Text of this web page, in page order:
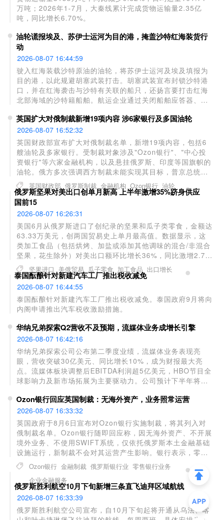
万吨；2026年1-7月，大秦线累计完成货物运输量2.35亿
吨，同比增长6.70%。
油轮谎报埃及、苏伊士运河为目的港，掩盖沙特红海装货行
动
2026-08-07 16:44:59
驶入红海装载沙特原油的油轮，将苏伊士运河及埃及填报为
目的港，以此规避胡塞武装打击。胡塞武装宣布封锁沙特港
口，并在红海袭击与沙特有关联的船只，还扬言要打击红海
北部海域的沙特籍船舶。航运企业通过关闭船舶应答器、填
图。该港口配备储罐与管线，服务途经苏伊士运河的航运。
英国扩大对俄制裁新增19项内容 涉6家银行及多国油轮
2026-08-07 16:52:32
英国财政部宣布扩大对俄制裁名单，新增19项内容，包括6
艘油轮及多家银行。受制裁对象涉及"Ozon银行"、"中心投
资银行"等六家金融机构，以及悬挂俄罗斯、印度等国旗帜的
油轮。俄方多次强调西方制裁未能实现其目标，普京总统指
出遏制和削弱俄罗斯是西方的长期战略，同时承认制裁对全
球经济造成严重冲击。
英国财政部 俄罗斯制裁 金融机构 Ozon银行 油轮
俄罗斯坚果对美出口创单月新高 上半年激增35%跻身供应
国前15
2026-08-07 16:26:31
美国6月从俄罗斯进口了创纪录的坚果和瓜子类零食，金额达
63.33万美元，创两国贸易史上单月最高值。数据显示，这
类加工食品（包括烘烤、加盐或添加其他调味的混合/非混合
坚果，花生除外）对美出口额环比增长36%，同比激增2.7
倍。上半年俄罗斯对美坚果出口总额达260万美元，同比增
长35%。目前美国最大进口来源国为加拿大（1450万美
元）、越南（1230万美元）和泰国（620万美元），俄罗斯
在供应国中排名第15位，较上月提升1位，较去年同期上升6
位。
坚果进口 美俄贸易 瓜子零食 加工食品 出口增长
泰国酝酿针对新建汽车工厂推出税收减免
2026-08-07 16:44:55
泰国酝酿针对新建汽车工厂推出税收减免。泰国政府9月将向
内阁申请推出汽车税收激励措施。
华纳兄弟探索Q2营收不及预期，流媒体业务成增长引擎
2026-08-07 16:42:16
华纳兄弟探索公司公布第二季度业绩，流媒体业务表现亮
眼，营收突破30亿美元、同比增长10%，成为财报最大亮
点。流媒体板块调整后EBITDA利润超5亿美元，HBO节目全
球影响力及新市场拓展为主要驱动力。公司预计下半年将持
当季总营收87.2亿美元，同比下跌11%，不及华尔街预期的
92.9亿美元；归属于公司净利润大幅降至1.49亿美元，远低
于去年同期的15.8亿美元。
Ozon银行回应英国制裁：无海外资产，业务照常运营
2026-08-07 16:33:32
英国政府于8月6日宣布对Ozon银行实施制裁，将其列入对
俄制裁名单。Ozon银行随即回应称，因无海外资产、不开展
境外业务、不使用SWIFT系统，仅依托俄罗斯本土金融基础
设施运行，新制裁不会对其运营产生影响。银行表示，零售
客户仍可正常使用银行卡支付及存取款服务，企业客户的账
户及贷款业务也未受限制。Ozon银行于2026年第二季度跻
身俄罗斯资产规模前20大银行之列。
Ozon银行 金融制裁 俄罗斯银行业 零售银行业务
企业金融服务
俄罗斯胜利航空10月下旬新增三条直飞迪拜区域航线
2026-08-07 16:33:39
俄罗斯胜利航空公司宣布，自10月下旬起将开通从乌法、喀